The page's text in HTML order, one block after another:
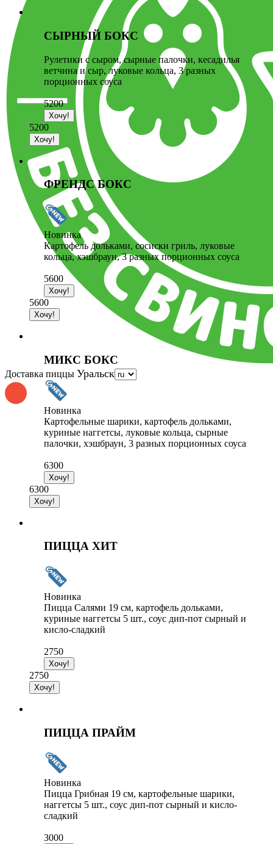
Доставка пиццы Уральск
СЫРНЫЙ БОКС
Рулетики с сыром, сырные палочки, кесадилья
ветчина и сыр, луковые кольца, 3 разных
порционных соуса
5200
5200
ФРЕНДС БОКС
Новинка
Картофель дольками, сосиски гриль, луковые
кольца, хэшбраун, 3 разных порционных соуса
5600
5600
МИКС БОКС
Новинка
Картофельные шарики, картофель дольками,
куриные наггетсы, луковые кольца, сырные
палочки, хэшбраун, 3 разных порционных соуса
6300
6300
ПИЦЦА ХИТ
Новинка
Пицца Салями 19 см, картофель дольками,
куриные наггетсы 5 шт., соус дип-пот сырный и
кисло-сладкий
2750
2750
ПИЦЦА ПРАЙМ
Новинка
Пицца Грибная 19 см, картофельные шарики,
наггетсы 5 шт., соус дип-пот сырный и кисло-
сладкий
3000